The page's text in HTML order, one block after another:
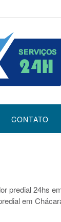
CONTATO
predial 24hs
em